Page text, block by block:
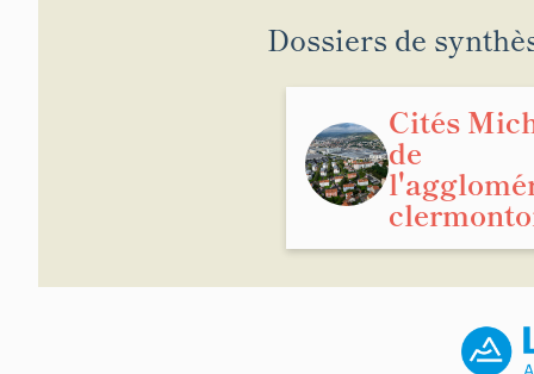
Dossiers de
Cités
de